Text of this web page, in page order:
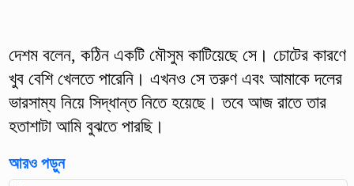
দেশম বলেন, কঠিন একটি মৌসুম কাটিয়েছে সে। চোটের কারণে
খুব বেশি খেলতে পারেনি। এখনও সে তরুণ এবং আমাকে দলের
ভারসাম্য নিয়ে সিদ্ধান্ত নিতে হয়েছে। তবে আজ রাতে তার
হতাশাটা আমি বুঝতে পারছি।
আরও পড়ুন